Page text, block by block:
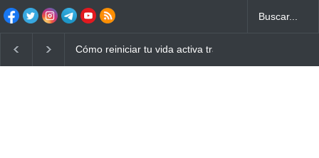
Cómo reiniciar tu vida activa tras años de